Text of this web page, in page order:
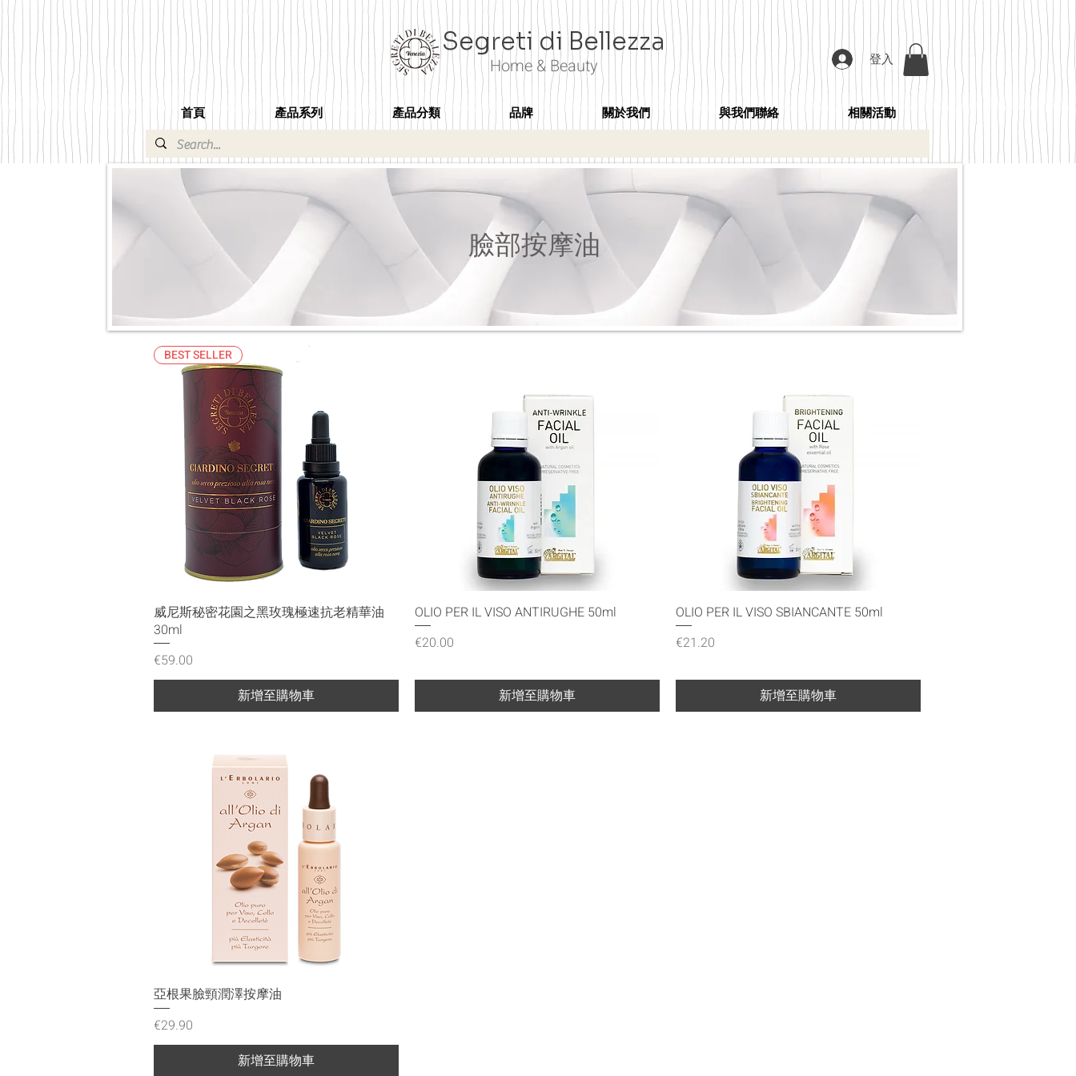
Segreti di Bellezza
Home & Beauty 登入
首頁 產品系列 產品分類 品牌 關於我們 與我們聯絡 相關活動
臉部按摩油
快速瀏覽
BEST SELLER
威尼斯秘密花園之黑玫瑰極速抗老精華油
30ml
價格
€59.00
新增至購物車
快速瀏覽
OLIO PER IL VISO ANTIRUGHE 50ml
價格
€20.00
新增至購物車
快速瀏覽
OLIO PER IL VISO SBIANCANTE 50ml
價格
€21.20
新增至購物車
快速瀏覽
亞根果臉頸潤澤按摩油
價格
€29.90
新增至購物車